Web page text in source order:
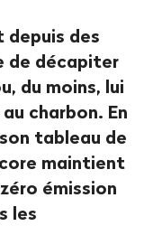
depuis des
de décapiter
du moins, lui
charbon. En
tableau de
maintient
émission
les